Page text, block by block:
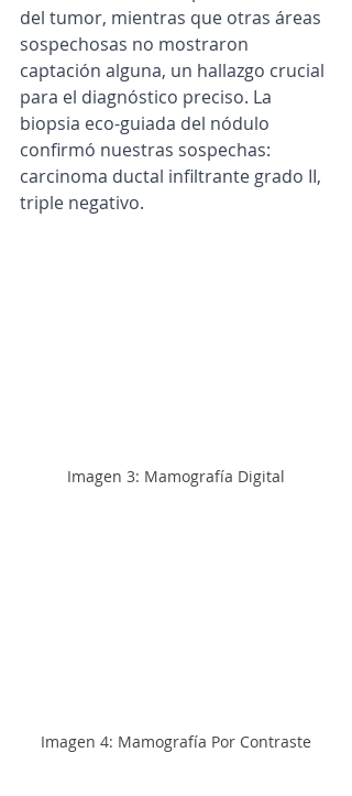
del tumor, mientras que otras áreas
sospechosas no mostraron
captación alguna, un hallazgo crucial
para el diagnóstico preciso. La
biopsia eco-guiada del nódulo
confirmó nuestras sospechas:
carcinoma ductal infiltrante grado II,
triple negativo.
Imagen 3: Mamografía Digital
Imagen 4: Mamografía Por Contraste